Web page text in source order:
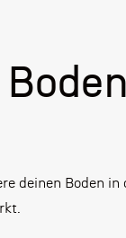
deinen Boden